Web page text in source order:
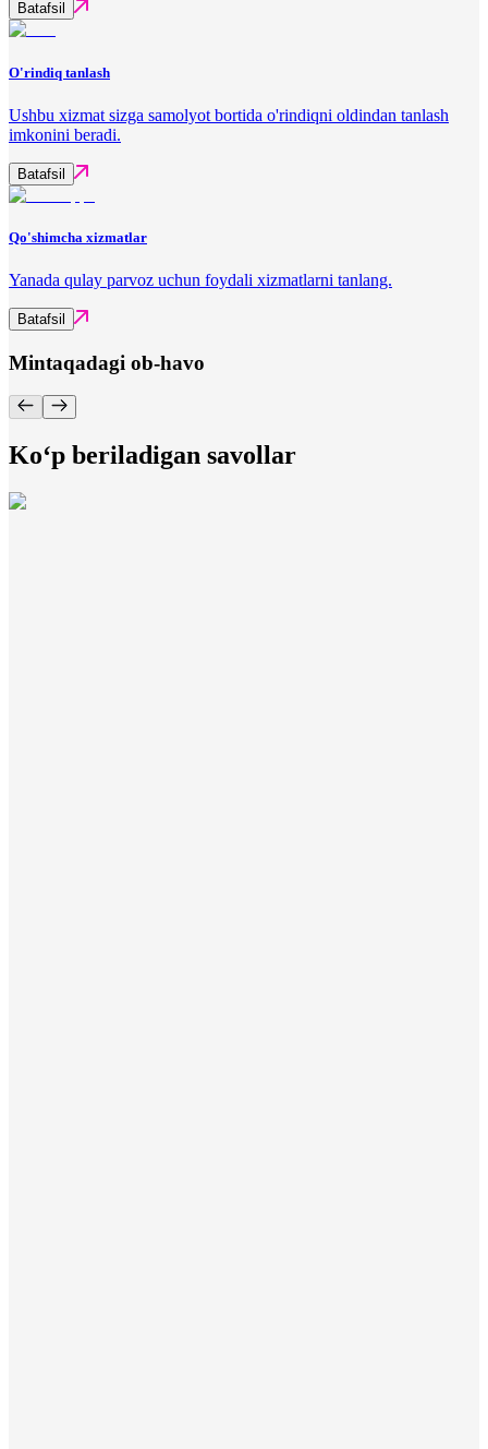
Batafsil
O'rindiq tanlash
Ushbu xizmat sizga samolyot bortida o'rindiqni oldindan tanlash
imkonini beradi.
Batafsil
Qo'shimcha xizmatlar
Yanada qulay parvoz uchun foydali xizmatlarni tanlang.
Batafsil
Mintaqadagi ob-havo
Ko‘p beriladigan savollar